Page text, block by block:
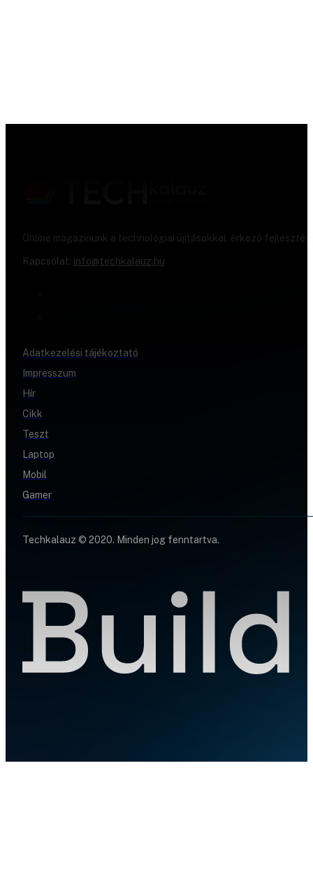
Online magazinunk a technológiai újításokkal, érkező
Kapcsolat: info@techkalauz.hu
Adatkezelési tájékoztató
Impresszum
Hír
Cikk
Teszt
Laptop
Mobil
Gamer
Techkalauz © 2020. Minden jog fenntartva.